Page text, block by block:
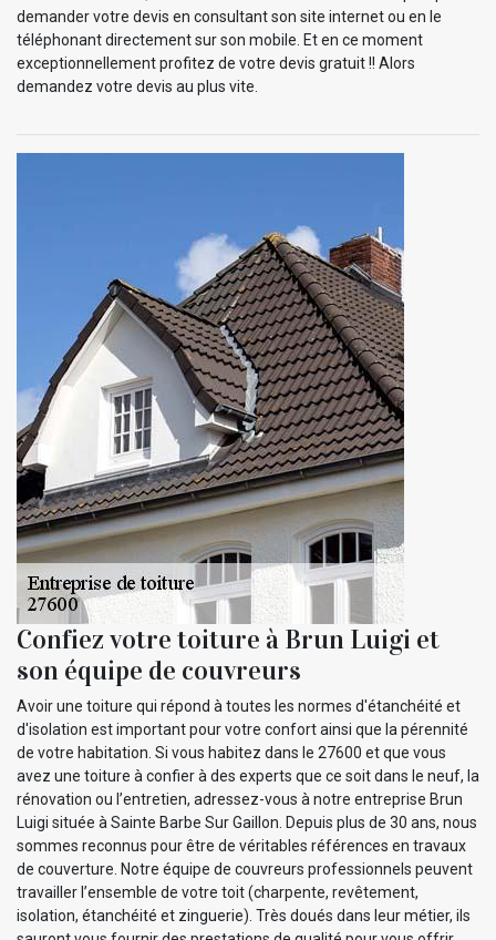
demander votre devis en consultant son site internet ou en le
téléphonant directement sur son mobile. Et en ce moment
exceptionnellement profitez de votre devis gratuit !! Alors
demandez votre devis au plus vite.
Confiez votre toiture à Brun Luigi et
son équipe de couvreurs
Avoir une toiture qui répond à toutes les normes d'étanchéité et
d'isolation est important pour votre confort ainsi que la pérennité
de votre habitation. Si vous habitez dans le 27600 et que vous
avez une toiture à confier à des experts que ce soit dans le neuf, la
rénovation ou l’entretien, adressez-vous à notre entreprise Brun
Luigi située à Sainte Barbe Sur Gaillon. Depuis plus de 30 ans, nous
sommes reconnus pour être de véritables références en travaux
de couverture. Notre équipe de couvreurs professionnels peuvent
travailler l’ensemble de votre toit (charpente, revêtement,
isolation, étanchéité et zinguerie). Très doués dans leur métier, ils